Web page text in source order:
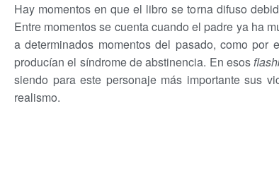
Hay momentos en que el libro se torna difuso
Entre momentos se cuenta cuando el padre ya ha
a determinados momentos del pasado, como
producían el síndrome de abstinencia. En esos
siendo para este personaje más importante sus
realismo.